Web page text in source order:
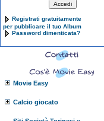
Registrati gratuitamente
per pubblicare il tuo Album
Password dimenticata?
Movie Easy
Calcio giocato